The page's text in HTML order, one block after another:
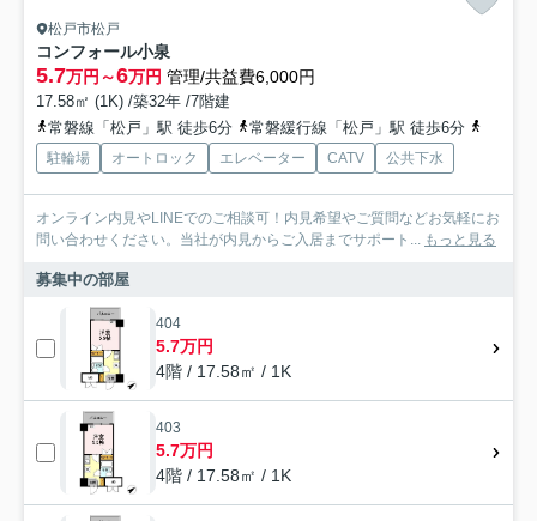
松戸市松戸
コンフォール小泉
5.7万円～6万円 管理/共益費6,000円
17.58㎡ (1K) /築32年 /7階建
常磐線「松戸」駅 徒歩6分
常磐緩行線「松戸」駅 徒歩6分
駐輪場 オートロック エレベーター CATV 公共下水
オンライン内見やLINEでのご相談可！内見希望やご質問などお気軽にお
問い合わせください。当社が内見からご入居までサポート... もっと見る
募集中の部屋
404
5.7万円
4階 / 17.58㎡ / 1K
403
5.7万円
4階 / 17.58㎡ / 1K